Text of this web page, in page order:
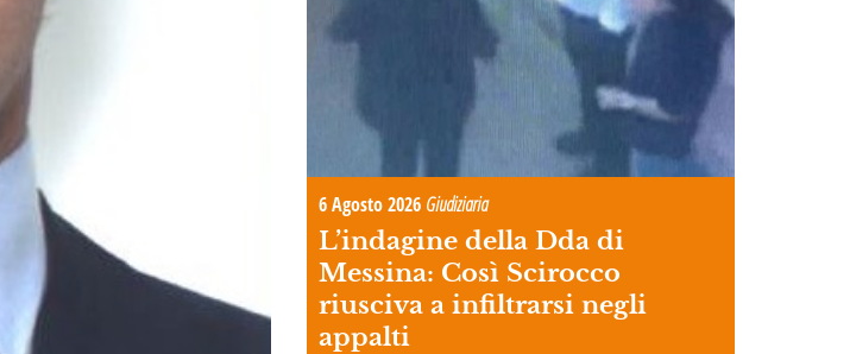
6 Agosto 2026 Giudiziaria
L’indagine della Dda di
Messina: Così Scirocco
riusciva a infiltrarsi negli
appalti